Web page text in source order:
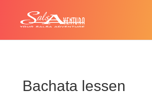
Bachata lessen